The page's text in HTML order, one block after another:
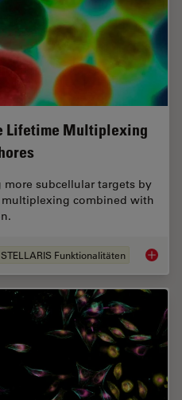
Lifetime Multiplexing
subcellular targets by
combined with
STELLARIS Funktionalitäten Live-